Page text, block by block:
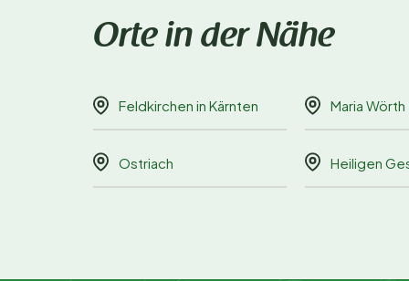
Orte in der Nähe
Feldkirchen in Kärnten Maria Wörth
Ostriach Heiligen